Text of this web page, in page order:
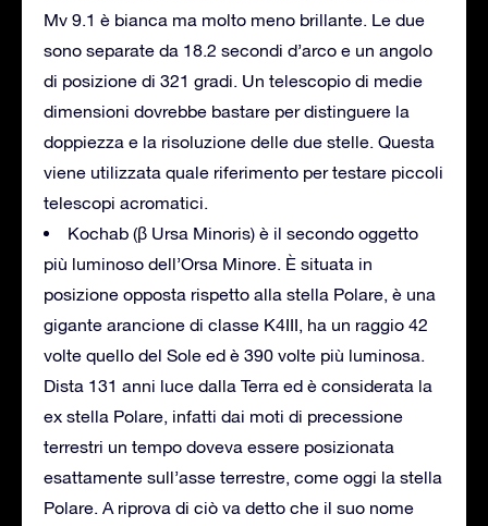
Mv 9.1 è bianca ma molto meno brillante. Le due
sono separate da 18.2 secondi d’arco e un angolo
di posizione di 321 gradi. Un telescopio di medie
dimensioni dovrebbe bastare per distinguere la
doppiezza e la risoluzione delle due stelle. Questa
viene utilizzata quale riferimento per testare piccoli
telescopi acromatici.
Kochab (β Ursa Minoris) è il secondo oggetto
più luminoso dell’Orsa Minore. È situata in
posizione opposta rispetto alla stella Polare, è una
gigante arancione di classe K4III, ha un raggio 42
volte quello del Sole ed è 390 volte più luminosa.
Dista 131 anni luce dalla Terra ed è considerata la
ex stella Polare, infatti dai moti di precessione
terrestri un tempo doveva essere posizionata
esattamente sull’asse terrestre, come oggi la stella
Polare. A riprova di ciò va detto che il suo nome